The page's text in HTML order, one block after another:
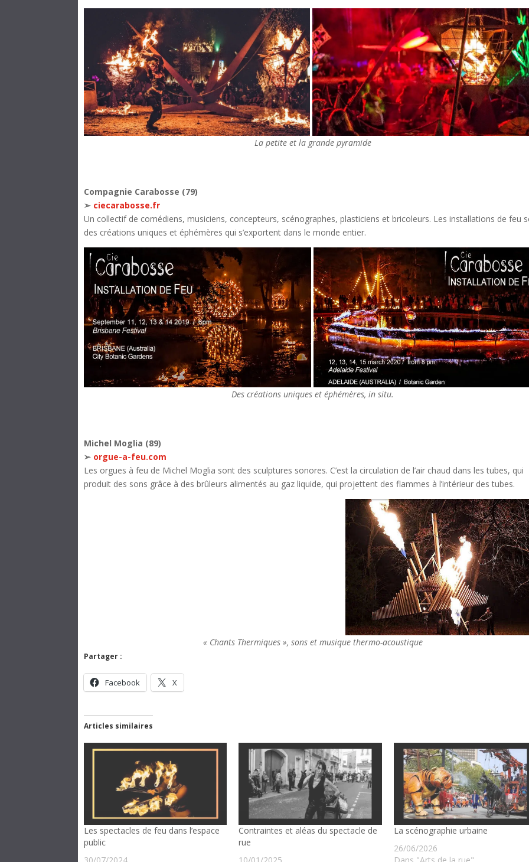
La petite et la grande pyramide
Compagnie Carabosse (79)
➢ ciecarabosse.fr
Un collectif de comédiens, musiciens, concepteurs, scénographes, plasticiens et bricoleurs. Les installations de feu
des créations uniques et éphémères qui s’exportent dans le monde entier.
Des créations uniques et éphémères, in situ.
Michel Moglia (89)
➢ orgue-a-feu.com
Les orgues à feu de Michel Moglia sont des sculptures sonores. C’est la circulation de l’air chaud dans les tubes, qui
produit des sons grâce à des brûleurs alimentés au gaz liquide, qui projettent des flammes à l’intérieur des tubes.
« Chants Thermiques », sons et musique thermo-acoustique
Partager :
Facebook X
Articles similaires
Les spectacles de feu dans l’espace
public
Contraintes et aléas du spectacle de
rue
La scénographie urbaine
26/06/2026